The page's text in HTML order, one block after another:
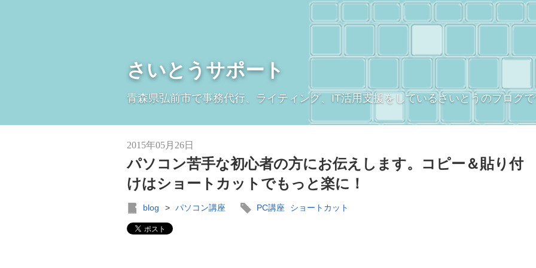
さいとうサポート
青森県弘前市で事務代行、ライティング、IT活用支援をしているさいとうのブログ
2015年05月26日
パソコン苦手な初心者の方にお伝えします。コピー＆貼り付
けはショートカットでもっと楽に！
blog > パソコン講座 PC講座 ショートカット